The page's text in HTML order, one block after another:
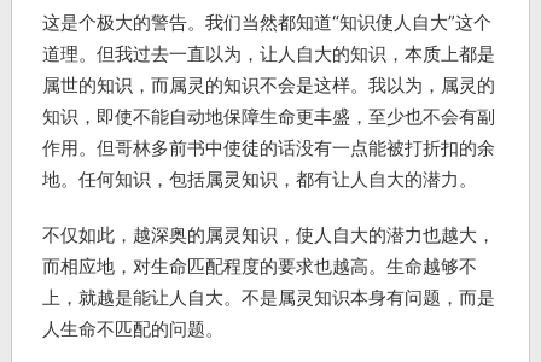
这是个极大的警告。我们当然都知道“知识使人自大”这个
道理。但我过去一直以为，让人自大的知识，本质上都是
属世的知识，而属灵的知识不会是这样。我以为，属灵的
知识，即使不能自动地保障生命更丰盛，至少也不会有副
作用。但哥林多前书中使徒的话没有一点能被打折扣的余
地。任何知识，包括属灵知识，都有让人自大的潜力。
不仅如此，越深奥的属灵知识，使人自大的潜力也越大，
而相应地，对生命匹配程度的要求也越高。生命越够不
上，就越是能让人自大。不是属灵知识本身有问题，而是
人生命不匹配的问题。